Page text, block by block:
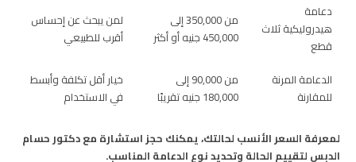
دعامة
هيدروليكية ثلاث
قطع
من 350,000 إلى
450,000 جنيه أو أكثر
لمن يبحث عن إحساس
أقرب للطبيعي
الدعامة المرنة
للمقارنة
من 90,000 إلى
180,000 جنيه تقريبًا
خيار أقل تكلفة وأبسط
في الاستخدام
لمعرفة السعر الأنسب لحالتك، يمكنك حجز استشارة مع دكتور حسام
الدبس لتقييم الحالة وتحديد نوع الدعامة المناسب.